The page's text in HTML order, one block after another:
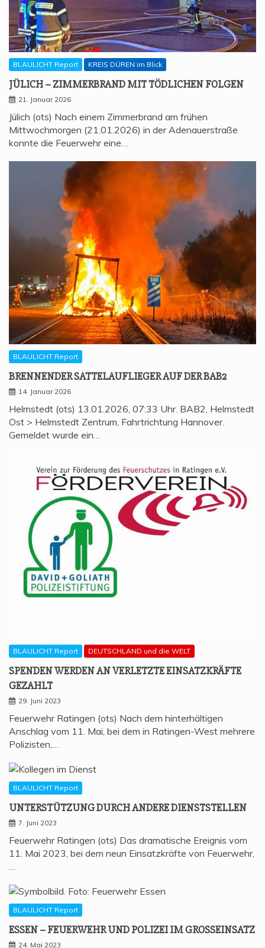
BLAULICHT Report KREIS DÜREN im Blick
JÜLICH – ZIM­MER­BRAND MIT TÖD­LI­CHEN FOLGEN
21. Januar 2026
Jülich (ots) Nach einem Zimmerbrand am frühen
Mittwochmorgen (21.01.2026) in der Adenauerstraße
konnte die Feuerwehr eine…
BLAULICHT Report
BREN­NEN­DER SAT­TEL­AUF­LIE­GER AUF DER BAB2
14. Januar 2026
Helmstedt (ots) 13.01.2026, 07:33 Uhr. BAB2, Helmstedt
Ost > Helmstedt Zentrum, Fahrtrichtung Hannover.
Gemeldet wurde ein…
BLAULICHT Report DEUTSCHLAND und die WELT
SPEN­DEN WER­DEN AN VER­LETZ­TE EIN­SATZ­KRÄF­TE
GEZAHLT
29. Juni 2023
Feuerwehr Ratingen (ots) Nach dem hinterhältigen
Anschlag vom 11. Mai, bei dem in Ratingen-West mehrere
Polizisten,…
BLAULICHT Report
UNTER­STÜT­ZUNG DURCH ANDE­RE DIENSTSTELLEN
7. Juni 2023
Feuerwehr Ratingen (ots) Das dramatische Ereignis vom
11. Mai 2023, bei dem neun Einsatzkräfte von Feuerwehr,
…
BLAULICHT Report
ESSEN – FEU­ER­WEHR UND POLI­ZEI IM GROSSEINSATZ
24. Mai 2023